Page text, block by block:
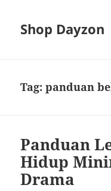
Shop Dayzon
Tag:panduan
Panduan
Hidup
Drama